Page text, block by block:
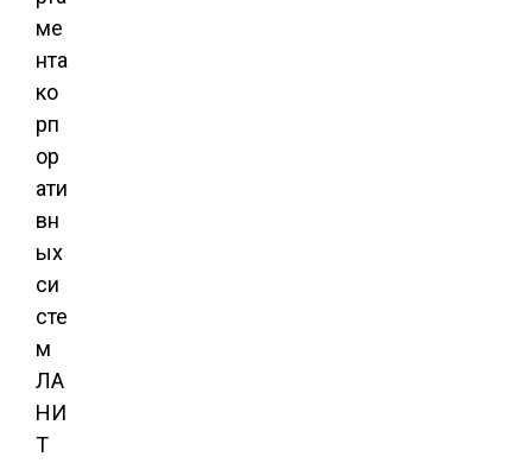
ме
нта
ко
рп
ор
ати
вн
ых
си
сте
м
ЛА
НИ
Т